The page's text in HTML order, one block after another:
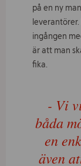
på en ny
leverantörer.
ingången
är att man
fika.
- Vi
båda
en
även